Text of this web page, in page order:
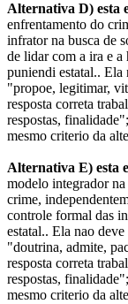
Alternativa D) esta
enfrentamento do
infrator na busca de
de lidar com a ira e
puniendi estatal.. Ela
"propoe, legitimar,
resposta correta
respostas,
mesmo criterio da
Alternativa E) esta
modelo integrador
crime,
controle formal das
estatal.. Ela nao
"doutrina, admite,
resposta correta
respostas,
mesmo criterio da